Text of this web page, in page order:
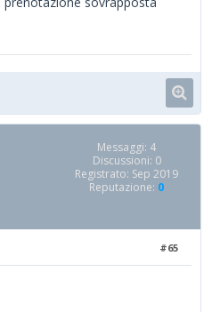
Messaggi: 4
Discussioni: 0
Registrato: Sep 2019
Reputazione: 0
#65